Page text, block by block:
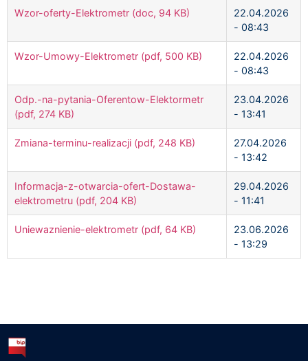
Wzor-oferty-Elektrometr (doc, 94 KB)
22.04.2026
- 08:43
Wzor-Umowy-Elektrometr (pdf, 500 KB)
22.04.2026
- 08:43
Odp.-na-pytania-Oferentow-Elektormetr
(pdf, 274 KB)
23.04.2026
- 13:41
Zmiana-terminu-realizacji (pdf, 248 KB)
27.04.2026
- 13:42
Informacja-z-otwarcia-ofert-Dostawa-
elektrometru (pdf, 204 KB)
29.04.2026
- 11:41
Uniewaznienie-elektrometr (pdf, 64 KB)
23.06.2026
- 13:29